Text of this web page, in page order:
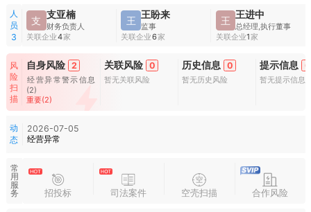
人
员
3
支 支亚楠
财务负责人
关联企业4家
王 王盼来
监事
关联企业6家
王 王进中
总经理,执行董事
关联企业1家
风
险
扫
描
自身风险 2
经营异常警示信息
(2)
重要(2)
关联风险 0
暂无关联风险
历史信息 0
暂无历史风险
提示信息 0
暂无提示信息
动
态
2026-07-05
经营异常
常
用
服
务
招投标 司法案件 空壳扫描 合作风险